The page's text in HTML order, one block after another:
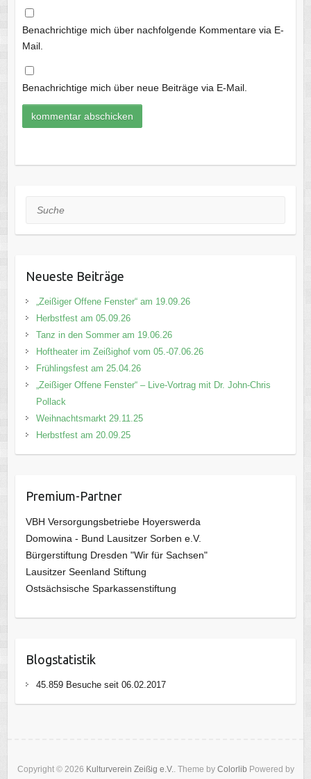
Benachrichtige mich über nachfolgende Kommentare via E-
Mail.
Benachrichtige mich über neue Beiträge via E-Mail.
Suche
Neueste Beiträge
„Zeißiger Offene Fenster“ am 19.09.26
Herbstfest am 05.09.26
Tanz in den Sommer am 19.06.26
Hoftheater im Zeißighof vom 05.-07.06.26
Frühlingsfest am 25.04.26
„Zeißiger Offene Fenster“ – Live-Vortrag mit Dr. John-Chris
Pollack
Weihnachtsmarkt 29.11.25
Herbstfest am 20.09.25
Premium-Partner
VBH Versorgungsbetriebe Hoyerswerda
Domowina - Bund Lausitzer Sorben e.V.
Bürgerstiftung Dresden "Wir für Sachsen"
Lausitzer Seenland Stiftung
Ostsächsische Sparkassenstiftung
Blogstatistik
45.859 Besuche seit 06.02.2017
Copyright © 2026 Kulturverein Zeißig e.V. . Theme by Colorlib Powered by